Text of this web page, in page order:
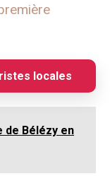
locales
de Bélézy en